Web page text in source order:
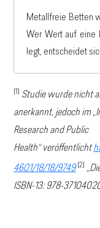
Metallfreie Betten
Wer Wert auf eine
legt, entscheidet
[1]
Studie wurde nicht
anerkannt, jedoch im
Research and Public
Health“ veröffentlicht
4601/18/18/9749 [2]
ISBN-13: 978-